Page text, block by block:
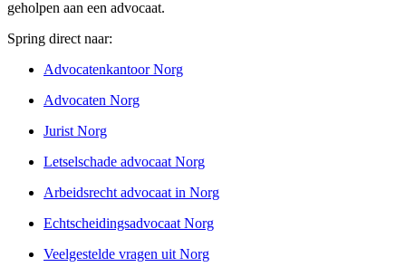
geholpen aan een advocaat.
Spring direct naar:
Advocatenkantoor Norg
Advocaten Norg
Jurist Norg
Letselschade advocaat Norg
Arbeidsrecht advocaat in Norg
Echtscheidingsadvocaat Norg
Veelgestelde vragen uit Norg